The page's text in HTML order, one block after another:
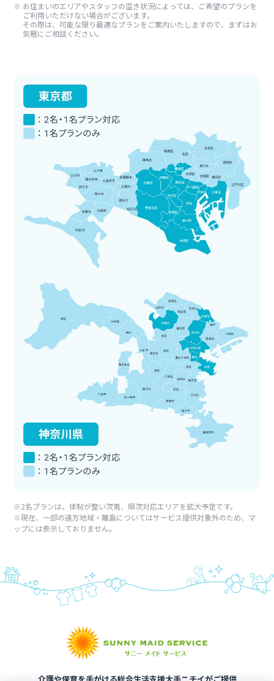
お住まいのエリアやスタッフの空き状況によっては、ご希望のプランを
ご利用いただけない場合がございます。
その際は、可能な限り最適なプランをご案内いたしますので、まずはお
気軽にご相談ください。
※2名プランは、体制が整い次第、順次対応エリアを拡大予定です。
※現在、一部の遠方地域・離島についてはサービス提供対象外のため、マ
ップには表示しておりません。